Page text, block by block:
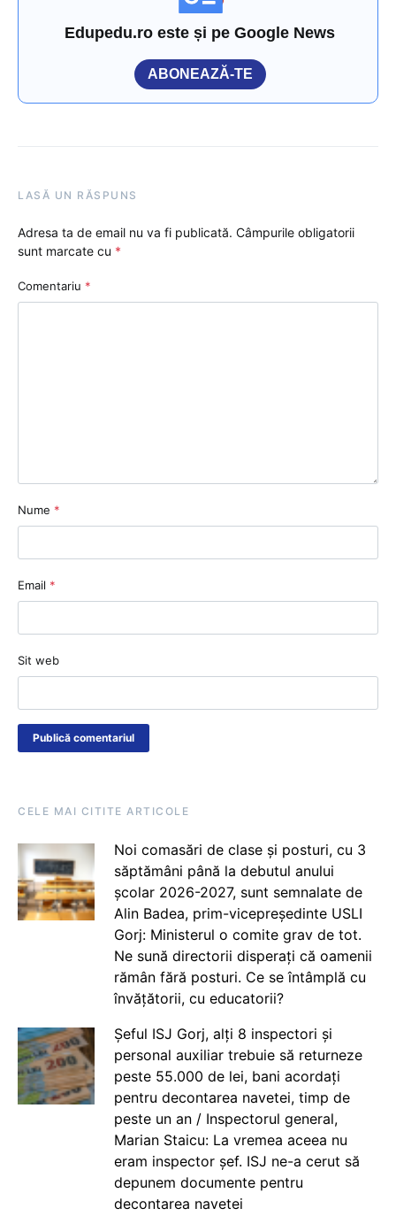
Edupedu.ro este și pe Google News
ABONEAZĂ-TE
LASĂ UN RĂSPUNS
Adresa ta de email nu va fi publicată. Câmpurile obligatorii
sunt marcate cu *
Comentariu *
Nume *
Email *
Sit web
CELE MAI CITITE ARTICOLE
Noi comasări de clase și posturi, cu 3
săptămâni până la debutul anului
școlar 2026-2027, sunt semnalate de
Alin Badea, prim-vicepreședinte USLI
Gorj: Ministerul o comite grav de tot.
Ne sună directorii disperați că oamenii
rămân fără posturi. Ce se întâmplă cu
învățătorii, cu educatorii?
Șeful ISJ Gorj, alți 8 inspectori și
personal auxiliar trebuie să returneze
peste 55.000 de lei, bani acordați
pentru decontarea navetei, timp de
peste un an / Inspectorul general,
Marian Staicu: La vremea aceea nu
eram inspector șef. ISJ ne-a cerut să
depunem documente pentru
decontarea navetei